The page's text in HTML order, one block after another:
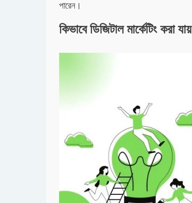
পারেন।
কিভাবে ডিজিটাল মার্কেটিং করা যায়